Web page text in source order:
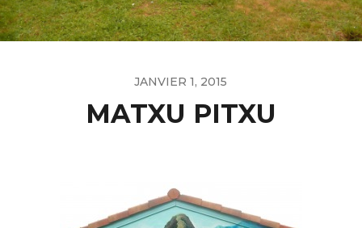
JANVIER 1, 2015
MATXU PITXU